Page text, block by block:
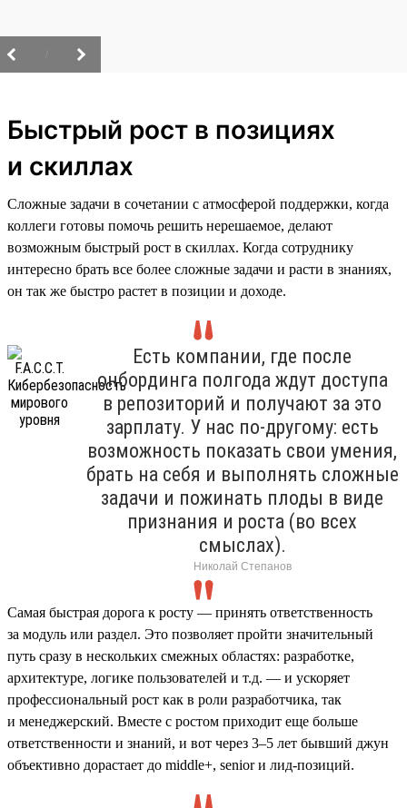
Быстрый рост в позициях
и скиллах
Сложные задачи в сочетании с атмосферой поддержки, когда
коллеги готовы помочь решить нерешаемое, делают
возможным быстрый рост в скиллах. Когда сотруднику
интересно брать все более сложные задачи и расти в знаниях,
он так же быстро растет в позиции и доходе.
Есть компании, где после
онбординга полгода ждут доступа
в репозиторий и получают за это
зарплату. У нас по-другому: есть
возможность показать свои умения,
брать на себя и выполнять сложные
задачи и пожинать плоды в виде
признания и роста (во всех
смыслах).
Николай Степанов
Самая быстрая дорога к росту — принять ответственность
за модуль или раздел. Это позволяет пройти значительный
путь сразу в нескольких смежных областях: разработке,
архитектуре, логике пользователей и т.д. — и ускоряет
профессиональный рост как в роли разработчика, так
и менеджерский. Вместе с ростом приходит еще больше
ответственности и знаний, и вот через 3–5 лет бывший джун
объективно дорастает до middle+, senior и лид-позиций.